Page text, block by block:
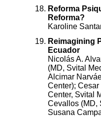
Reforma
Reforma?
Karoline
Reimagining
Ecuador
Nicolás A.
(MD, Svital
Alcimar
Center);
Center, Svital
Cevallos (MD,
Susana